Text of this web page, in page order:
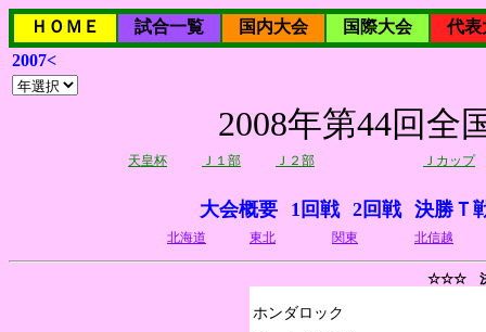
ＨＯＭＥ 試合一覧 国内大会 国際大会
代表
2007<
2008年第44回全
天皇杯 Ｊ１部 Ｊ２部 Ｊカップ
大会概要 1回戦 2回戦 決勝Ｔ
北海道 東北 関東 北信越
☆☆☆ 決
ホンダロック